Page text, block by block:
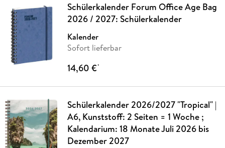
Schülerkalender Forum Office Age Bag
2026 / 2027: Schülerkalender
Kalender
Sofort lieferbar
14,60 €*
Schülerkalender 2026/2027 "Tropical" |
A6, Kunststoff: 2 Seiten = 1 Woche ;
Kalendarium: 18 Monate Juli 2026 bis
Dezember 2027